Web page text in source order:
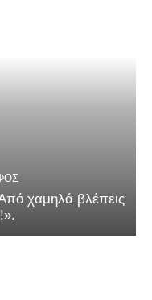
χαμηλά βλέπεις